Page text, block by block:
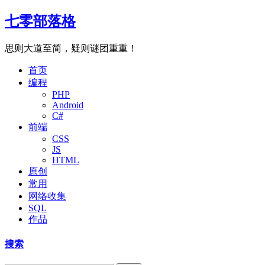
七零部落格
思则大道至简，疑则谜团重重！
首页
编程
PHP
Android
C#
前端
CSS
JS
HTML
原创
常用
网络收集
SQL
作品
搜索